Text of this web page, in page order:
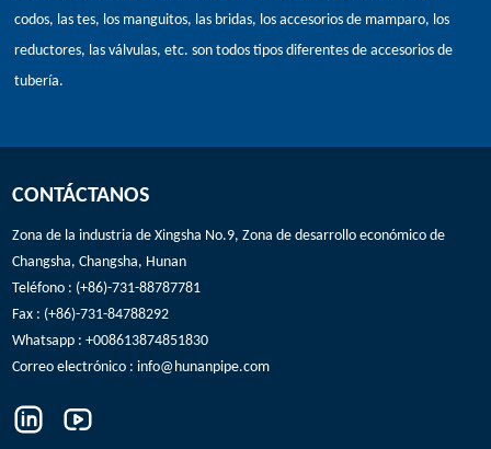
codos, las tes, los manguitos, las bridas, los accesorios de mamparo, los
reductores, las válvulas, etc. son todos tipos diferentes de accesorios de
tubería.
CONTÁCTANOS
Zona de la industria de Xingsha No.9, Zona de desarrollo económico de
Changsha, Changsha, Hunan
Teléfono : (+86)-731-88787781
Fax : (+86)-731-84788292
Whatsapp : +008613874851830
Correo electrónico : info@hunanpipe.com